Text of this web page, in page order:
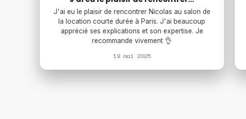
J'ai eu le plaisir de rencontrer Nicolas au salon de
la location courte durée à Paris. J'ai beaucoup
apprécié ses explications et son expertise. Je
recommande vivement 👌
19 mai 2025